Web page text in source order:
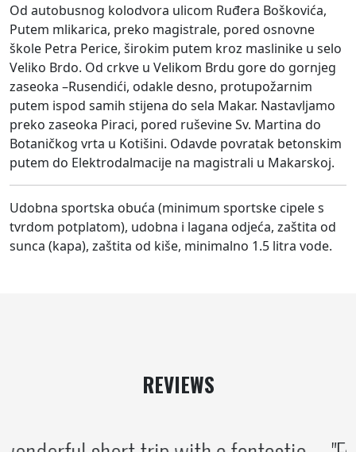
Od autobusnog kolodvora ulicom Ruđera Boškovića,
Putem mlikarica, preko magistrale, pored osnovne
škole Petra Perice, širokim putem kroz maslinike u selo
Veliko Brdo. Od crkve u Velikom Brdu gore do gornjeg
zaseoka –Rusendići, odakle desno, protupožarnim
putem ispod samih stijena do sela Makar. Nastavljamo
preko zaseoka Piraci, pored ruševine Sv. Martina do
Botaničkog vrta u Kotišini. Odavde povratak betonskim
putem do Elektrodalmacije na magistrali u Makarskoj.
Udobna sportska obuća (minimum sportske cipele s
tvrdom potplatom), udobna i lagana odjeća, zaštita od
sunca (kapa), zaštita od kiše, minimalno 1.5 litra vode.
REVIEWS